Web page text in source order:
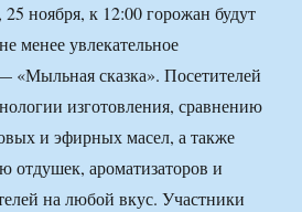
ноября, к 12:00 горожан будут
менее увлекательное
«Мыльная сказка». Посетителей
изготовления, сравнению
и эфирных масел, а также
отдушек, ароматизаторов и
на любой вкус. Участники